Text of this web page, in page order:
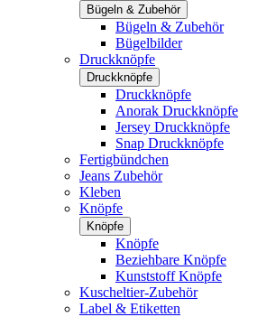
Bügeln & Zubehör
Bügeln & Zubehör
Bügelbilder
Druckknöpfe
Druckknöpfe
Druckknöpfe
Anorak Druckknöpfe
Jersey Druckknöpfe
Snap Druckknöpfe
Fertigbündchen
Jeans Zubehör
Kleben
Knöpfe
Knöpfe
Knöpfe
Beziehbare Knöpfe
Kunststoff Knöpfe
Kuscheltier-Zubehör
Label & Etiketten